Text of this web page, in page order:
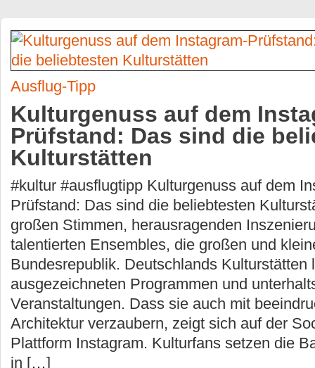
Ausflug-Tipp
Kulturgenuss auf dem
Prüfstand: Das sind die
Kulturstätten
#kultur #ausflugtipp Kulturgenuss auf dem
Prüfstand: Das sind die beliebtesten
großen Stimmen, herausragenden
talentierten Ensembles, die großen und
Bundesrepublik. Deutschlands Kulturstätten
ausgezeichneten Programmen und
Veranstaltungen. Dass sie auch mit
Architektur verzaubern, zeigt sich auf der
Plattform Instagram. Kulturfans setzen die
in […]